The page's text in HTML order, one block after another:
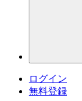
ログイン
無料登録